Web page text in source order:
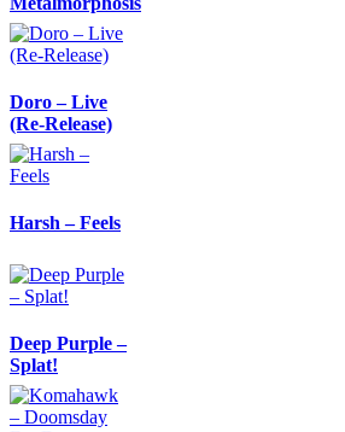
Doro – Live
(Re-Release)
Harsh – Feels
Deep Purple –
Splat!